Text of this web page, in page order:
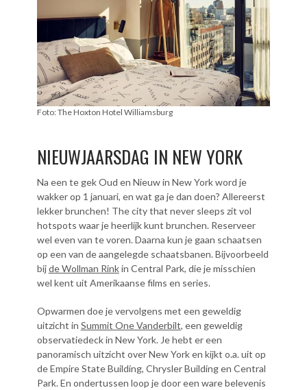
Foto: The Hoxton Hotel Williamsburg
NIEUWJAARSDAG IN NEW YORK
Na een te gek Oud en Nieuw in New York word je
wakker op 1 januari, en wat ga je dan doen? Allereerst
lekker brunchen! The city that never sleeps zit vol
hotspots waar je heerlijk kunt brunchen. Reserveer
wel even van te voren. Daarna kun je gaan schaatsen
op een van de aangelegde schaatsbanen. Bijvoorbeeld
bijde Wollman Rinkin Central Park, die je misschien
wel kent uit Amerikaanse films en series.
Opwarmen doe je vervolgens met een geweldig
uitzicht in Summit One Vanderbilt, een geweldig
observatiedeck in New York. Je hebt er een
panoramisch uitzicht over New York en kijkt o.a. uit op
de Empire State Building, Chrysler Building en Central
Park. En ondertussen loop je door een ware belevenis